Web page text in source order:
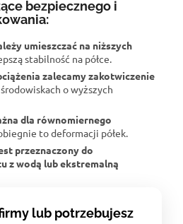
bezpiecznego i
umieszczać na niższych
stabilność na półce.
zalecamy zakotwiczenie
o wyższych
dla równomiernego
to deformacji półek.
przeznaczony do
z wodą lub ekstremalną
lub potrzebujesz